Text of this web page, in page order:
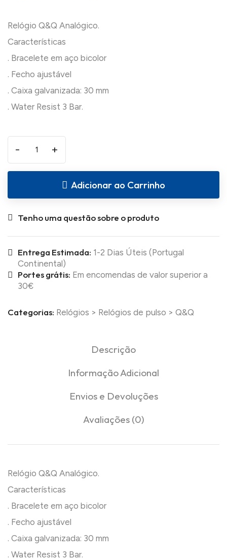
Relógio Q&Q Analógico.
Características
. Bracelete em aço bicolor
. Fecho ajustável
. Caixa galvanizada: 30 mm
- +
Adicionar ao Carrinho
Tenho uma questão sobre o produto
Entrega Estimada: 1-2 Dias Úteis (Portugal
Continental)
Portes grátis: Em encomendas de valor superior a
30€
Categorias: Relógios > Relógios de pulso > Q&Q
Descrição
Informação Adicional
Envios e Devoluções
Avaliações (0)
Relógio Q&Q Analógico.
Características
. Bracelete em aço bicolor
. Fecho ajustável
. Caixa galvanizada: 30 mm
. Water Resist 3 Bar.